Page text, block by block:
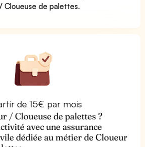
Cloueuse de palettes.
de 15€ par mois
/ Cloueuse de palettes ?
avec une assurance
dédiée au métier de Cloueur